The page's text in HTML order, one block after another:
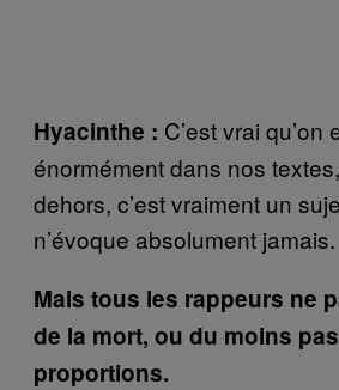
Hyacinthe : C’est vrai qu’on
énormément dans nos
dehors, c’est vraiment un
n’évoque absolument jamais.
Mais tous les rappeurs ne
de la mort, ou du moins
proportions.